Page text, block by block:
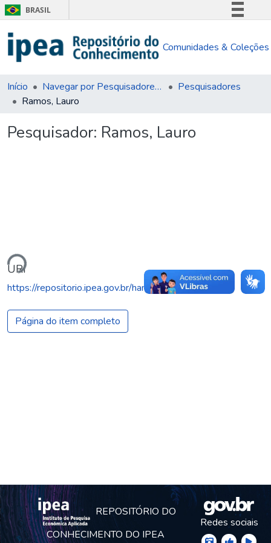
BRASIL
Comunica BR
Acesso à informação
Comunidades & Coleções
Início Navegar por Pesquisadores e Unidades Organizacionais
Pesquisadores
Ramos, Lauro
Pesquisador: Ramos, Lauro
URI
https://repositorio.ipea.gov.br/handle/11058/20036
Página do item completo
REPOSITÓRIO DO
CONHECIMENTO DO IPEA
Redes sociais